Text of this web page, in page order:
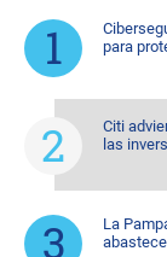
para
Citi
las
La